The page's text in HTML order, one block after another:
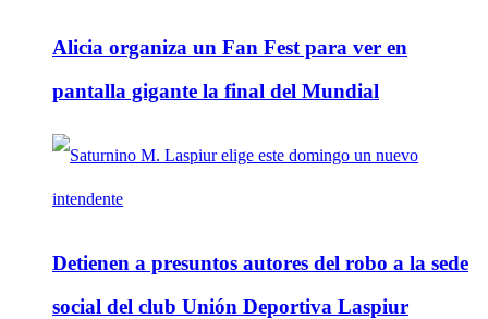
Alicia organiza un Fan Fest para ver en
pantalla gigante la final del Mundial
Detienen a presuntos autores del robo a la sede
social del club Unión Deportiva Laspiur